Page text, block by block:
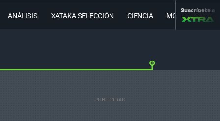
ANÁLISIS XATAKA SELECCIÓN CIENCIA MOVILIDAD
Suscríbete a